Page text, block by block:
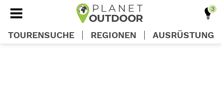
TOURENSUCHE REGIONEN AUSRÜSTUNG